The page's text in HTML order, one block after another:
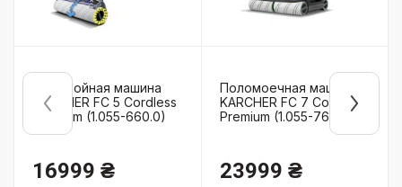
Поломойная машина
KARCHER FC 5 Cordless
Premium (1.055-660.0)
16999 ₴
Поломоечная машина
KARCHER FC 7 Cordless
Premium (1.055-760.0)
23999 ₴